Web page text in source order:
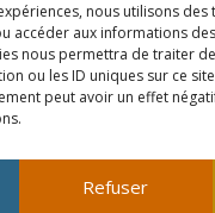
nous utilisons des
accéder aux informations
nous permettra de traiter
ou les ID uniques sur ce
peut avoir un effet
Refuser
: (450) 451-5203
générale :
générale :